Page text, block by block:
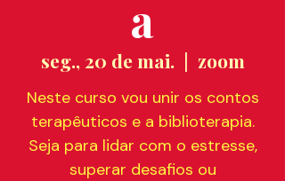
a
seg., 20 de mai.
  |
zoom
Neste curso vou unir os contos
terapêuticos e a biblioterapia.
Seja para lidar com o estresse,
superar desafios ou